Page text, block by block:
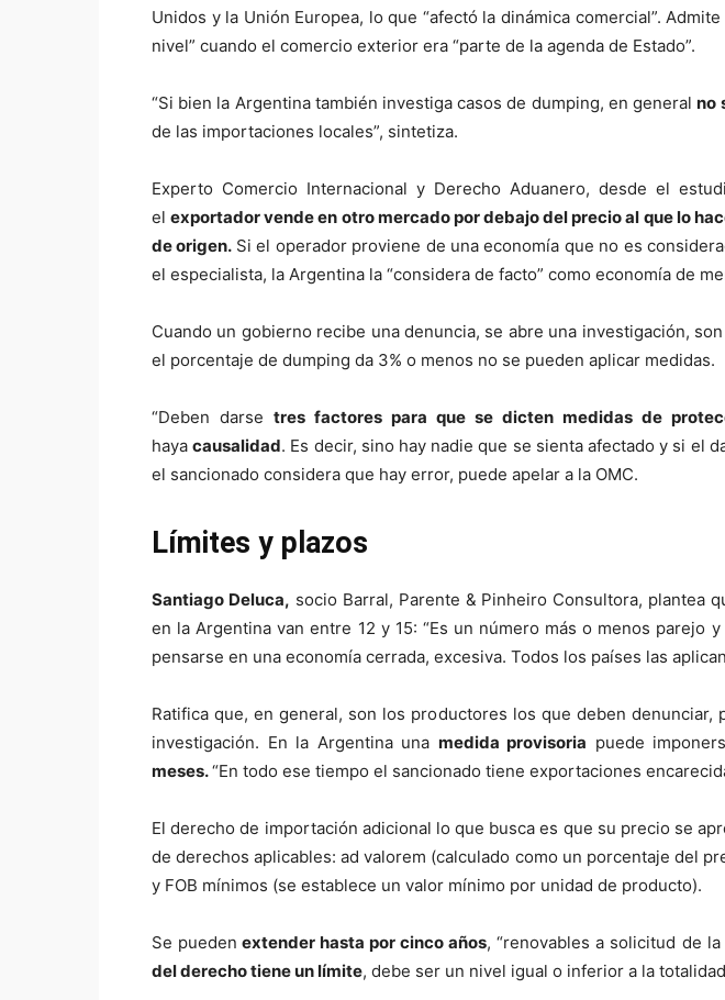
Unidos y la Unión Europea, lo que “afectó la dinámica comercial”.
nivel” cuando el comercio exterior era “parte de la agenda de Estado”.
“Si bien la Argentina también investiga casos de dumping, en generalno
de las importaciones locales”, sintetiza.
Experto Comercio Internacional y Derecho Aduanero, desde el
elexportador vende en otro mercado por debajo del precio al que lo
de origen. Si el operador proviene de una economía que no es
el especialista, la Argentina la “considera de facto” como economía de
Cuando un gobierno recibe una denuncia, se abre una investigación,
el porcentaje de dumping da 3% o menos no se pueden aplicar medidas.
“Deben darse tres factores para que se dicten medidas de
hayacausalidad. Es decir, sino hay nadie que se sienta afectado y si el
el sancionado considera que hay error, puede apelar a la OMC.
Límites y plazos
Santiago Deluca, socio Barral, Parente & Pinheiro Consultora, plantea
en la Argentina van entre 12 y 15: “Es un número más o menos parejo
pensarse en una economía cerrada, excesiva. Todos los países las
Ratifica que, en general, son los productores los que deben
investigación. En la Argentina una medida provisoria puede
meses.“En todo ese tiempo el sancionado tiene exportaciones
El derecho de importación adicional lo que busca es que su precio se
de derechos aplicables: ad valorem (calculado como un porcentaje del
y FOB mínimos (se establece un valor mínimo por unidad de producto).
Se pueden extender hasta por cinco años, “renovables a solicitud de
del derecho tiene un límite, debe ser un nivel igual o inferior a la